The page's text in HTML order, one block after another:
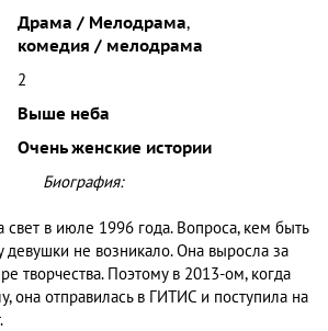
Драма / Мелодрама,
комедия / мелодрама
2
Выше неба
Очень женские истории
Биография:
свет в июле 1996 года. Вопроса, кем быть
девушки не возникало. Она выросла за
творчества. Поэтому в 2013-ом, когда
она отправилась в ГИТИС и поступила на